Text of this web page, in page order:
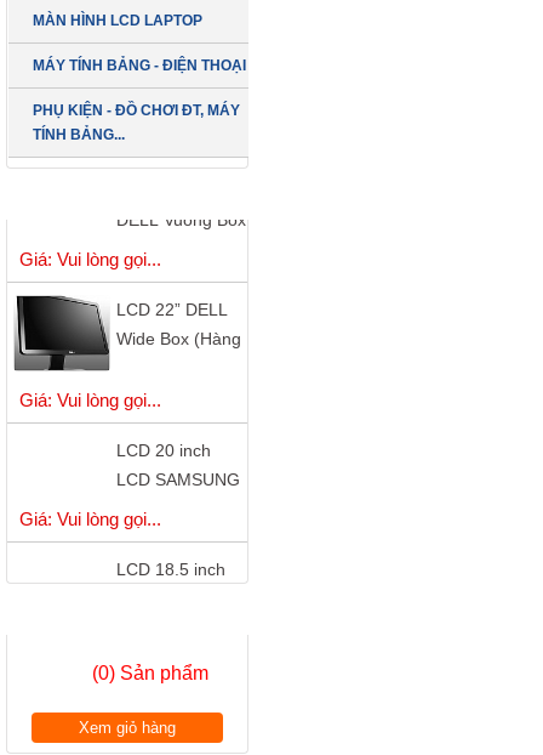
MÀN HÌNH LCD LAPTOP
MÁY TÍNH BẢNG - ĐIỆN THOẠI
PHỤ KIỆN - ĐỒ CHƠI ĐT, MÁY
TÍNH BẢNG...
LCD 19 inch
( Hàng Công Ty
Giá: Vui lòng gọi...
LCD 22” DELL
Wide Box (Hàng
Công Ty)
Giá: Vui lòng gọi...
LCD 20 inch
LCD SAMSUNG
S20B300B - LED
Giá: Vui lòng gọi...
LCD 18.5 inch
SAMSUNG
LCD 18.5 inch
LG W1942 Wide
Chính Hãng
Giá: Vui lòng gọi...
(0) Sản phẩm
Xem giỏ hàng